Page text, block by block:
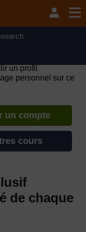
on Wednesday 12
due to routine
un profil
personnel sur ce
un compte
cours
de chaque